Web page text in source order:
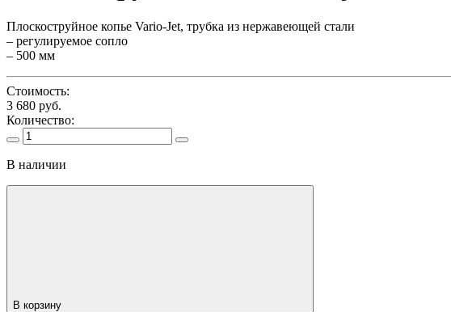
Плоскоструйное копье Vario-Jet, трубка из нержавеющей стали
– регулируемое сопло
– 500 мм
Стоимость:
3 680 руб.
Количество:
В наличии
В корзину